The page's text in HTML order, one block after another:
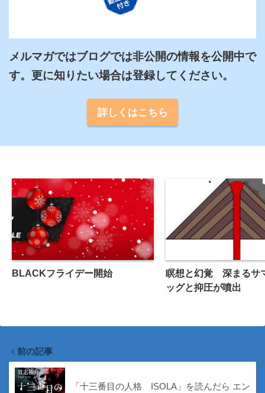
メルマガではブログでは非公開の情報を公開中で
詳しくはこちら
BLACKフライデー開始
瞑想と幻覚 深まるサ
ッグと抑圧が噴出
前の記事
「十三番目の人格 ISOLA」を読んだら エン